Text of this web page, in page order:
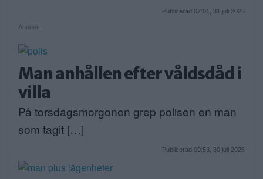
Publicerad 07:01, 31 juli 2026
Annons:
Man anhållen efter våldsdåd i
villa
På torsdagsmorgonen grep polisen en man
som tagit […]
Publicerad 09:53, 30 juli 2026